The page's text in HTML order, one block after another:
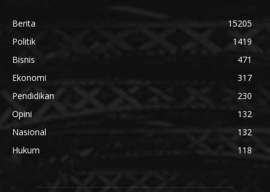
Berita
15205
Politik
1419
Bisnis
471
Ekonomi
317
Pendidikan
230
Opini
132
Nasional
132
Hukum
118